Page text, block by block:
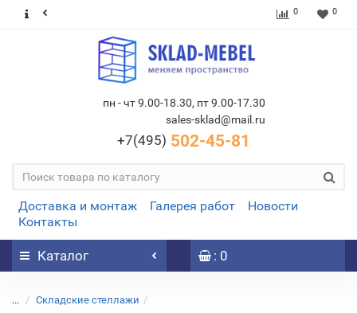
0 0
пн - чт 9.00-18.30, пт 9.00-17.30
sales-sklad@mail.ru
+7(495) 502-45-81
Доставка и монтаж Галерея работ
Новости
Контакты
Каталог : 0
... Складские стеллажи